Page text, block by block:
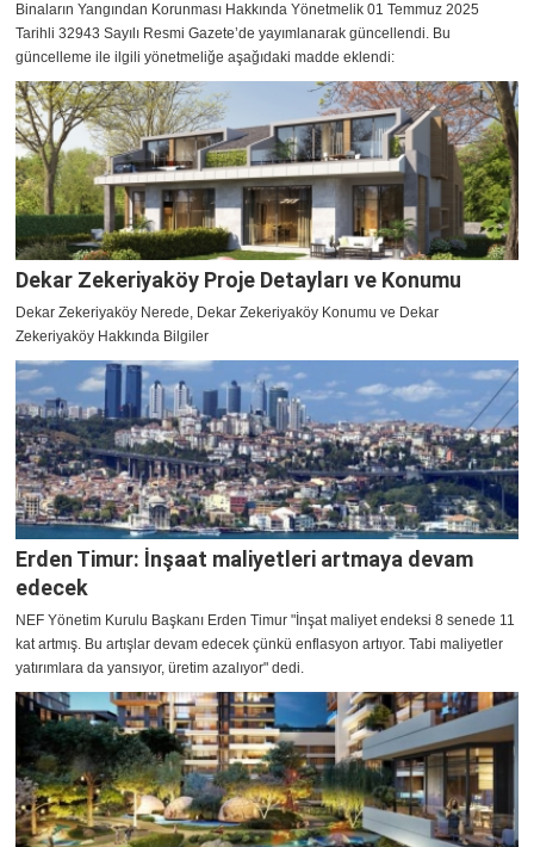
Binaların Yangından Korunması Hakkında Yönetmelik 01 Temmuz 2025
Tarihli 32943 Sayılı Resmi Gazete’de yayımlanarak güncellendi. Bu
güncelleme ile ilgili yönetmeliğe aşağıdaki madde eklendi:
Dekar Zekeriyaköy Proje Detayları ve Konumu
Dekar Zekeriyaköy Nerede, Dekar Zekeriyaköy Konumu ve Dekar
Zekeriyaköy Hakkında Bilgiler
Erden Timur: İnşaat maliyetleri artmaya devam
edecek
NEF Yönetim Kurulu Başkanı Erden Timur "İnşat maliyet endeksi 8 senede 11
kat artmış. Bu artışlar devam edecek çünkü enflasyon artıyor. Tabi maliyetler
yatırımlara da yansıyor, üretim azalıyor" dedi.